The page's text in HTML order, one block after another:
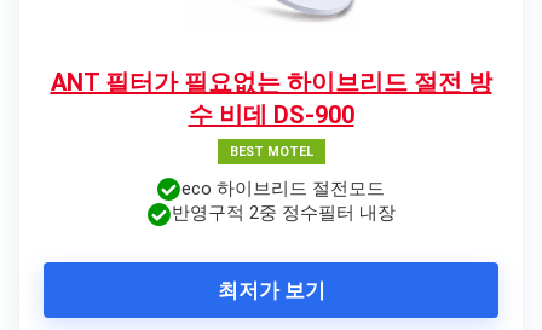
ANT 필터가 필요없는 하이브리드 절전 방
수 비데 DS-900
BEST MOTEL
eco 하이브리드 절전모드
반영구적 2중 정수필터 내장
최저가 보기